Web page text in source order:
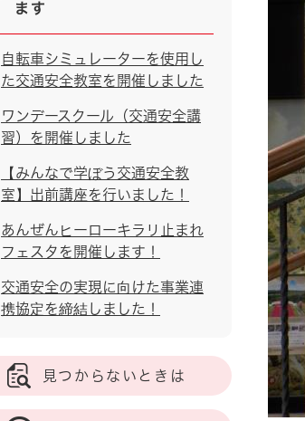
ます
自転車シミュレーターを使用し
た交通安全教室を開催しました
ワンデースクール（交通安全講
習）を開催しました
【みんなで学ぼう交通安全教
室】出前講座を行いました！
あんぜんヒーローキラリ止まれ
フェスタを開催します！
交通安全の実現に向けた事業連
携協定を締結しました！
見つからないときは